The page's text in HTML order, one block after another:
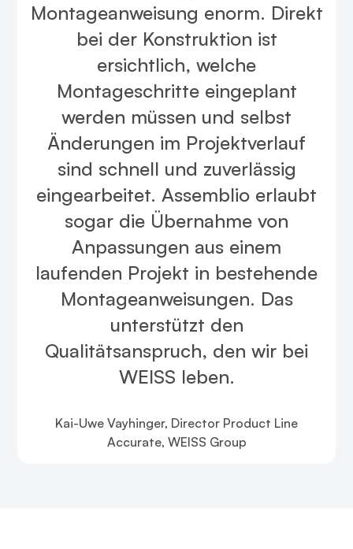
Montageanweisung enorm. Direkt
bei der Konstruktion ist
ersichtlich, welche
Montageschritte eingeplant
werden müssen und selbst
Änderungen im Projektverlauf
sind schnell und zuverlässig
eingearbeitet. Assemblio erlaubt
sogar die Übernahme von
Anpassungen aus einem
laufenden Projekt in bestehende
Montageanweisungen. Das
unterstützt den
Qualitätsanspruch, den wir bei
WEISS leben.
Kai-Uwe Vayhinger, Director Product Line
Accurate, WEISS Group